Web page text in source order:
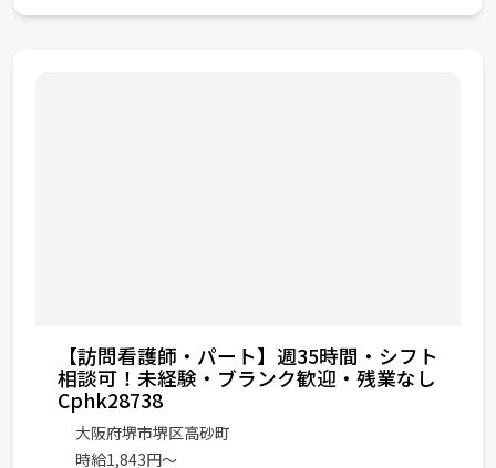
【訪問看護師・パート】週35時間・シフト
相談可！未経験・ブランク歓迎・残業なし
Cphk28738
大阪府堺市堺区高砂町
時給1,843円～